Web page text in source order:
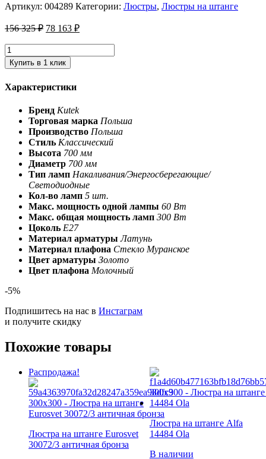
Артикул: 004289 Категории: Люстры, Люстры на штанге
156 325₽ 78 163 ₽
Купить в 1 клик
Характеристики
Бренд Kutek
Торговая марка Польша
Производство Польша
Стиль Классический
Высота 700 мм
Диаметр 700 мм
Тип ламп Накаливания/Энергосберегающие/
Светодиодные
Кол-во ламп 5 шт.
Макс. мощность одной лампы 60 Вт
Макс. общая мощность ламп 300 Вт
Цоколь E27
Материал арматуры Латунь
Материал плафона Стекло Муранское
Цвет арматуры Золото
Цвет плафона Молочный
-5%
Подпишитесь на нас в Инстаграм
и получите скидку
Похожие товары
Распродажа!
Люстра на штанге Eurosvet
30072/3 античная бронза
Люстра на штанге Alfa
14484 Ola
В наличии